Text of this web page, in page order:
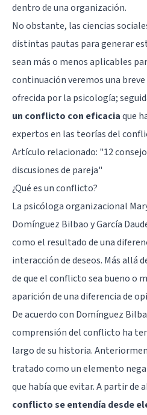
dentro de una organización.
No obstante, las ciencias
distintas pautas para generar
sean más o menos aplicables
continuación veremos una
ofrecida por la psicología;
un conflicto con eficaciaque
expertos en las teorías del
Artículo relacionado: "12
discusiones de pareja"
¿Qué es un conflicto?
La psicóloga organizacional
Domínguez Bilbao y García
como el resultado de una
interacción de deseos. Más allá
de que el conflicto sea bueno o
aparición de una diferencia de
De acuerdo con Domínguez
comprensión del conflicto ha
largo de su historia.
tratado como un elemento
que había que evitar. A partir de
conflicto se entendía desde